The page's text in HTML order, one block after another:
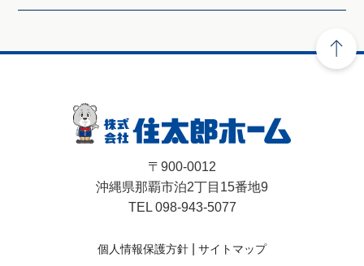
〒900-0012
沖縄県那覇市泊2丁目15番地9
TEL 098-943-5077
個人情報保護方針 サイトマップ